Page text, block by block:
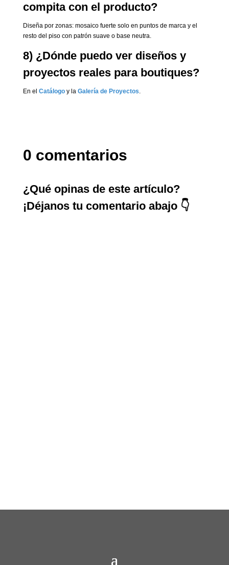
compita con el producto?
Diseña por zonas: mosaico fuerte solo en puntos de marca y el
resto del piso con patrón suave o base neutra.
8) ¿Dónde puedo ver diseños y
proyectos reales para boutiques?
En el Catálogoy la Galería de Proyectos.
0 comentarios
¿Qué opinas de este artículo?
¡Déjanos tu comentario abajo 👇